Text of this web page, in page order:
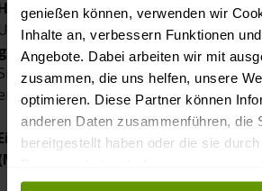
genießen können, verwenden wir
Inhalte an, verbessern Funktionen
Angebote. Dabei arbeiten wir mit
zusammen, die uns helfen, unsere
optimieren. Diese Partner können
anderen Daten zusammenführen, die
bereitgestellt haben oder die sie
zu den Produktfotos
Produktfotos zeigenreale
C-Sortierung
dienen ausdrücklich dazu, ein
Qualität zu vermitteln.
der Sibirischen Lärche